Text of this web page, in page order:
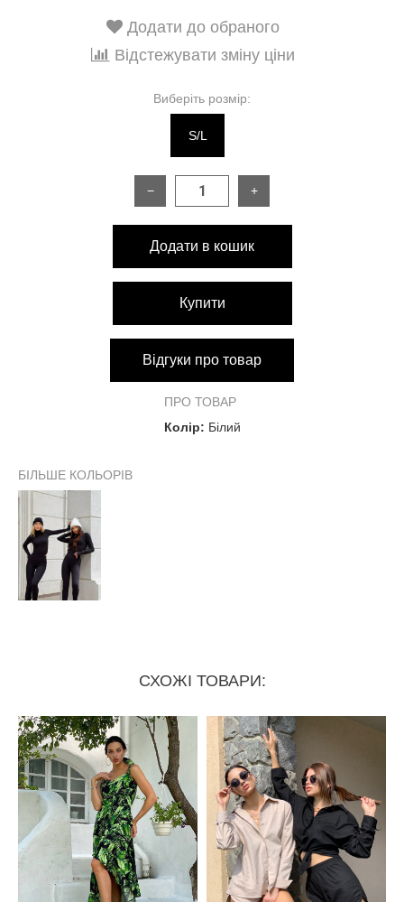
Додати до обраного
Відстежувати зміну ціни
Виберіть розмір:
S/L
− +
Додати в кошик
Купити
Відгуки про товар
ПРО ТОВАР
Колір: Білий
БІЛЬШЕ КОЛЬОРІВ
СХОЖІ ТОВАРИ: